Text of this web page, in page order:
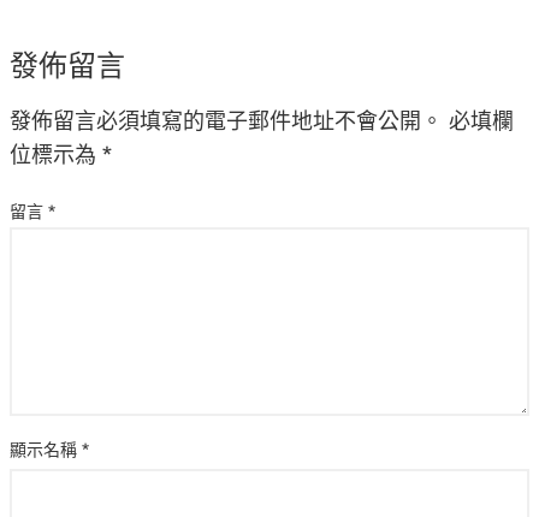
發佈留言
發佈留言必須填寫的電子郵件地址不會公開。 必填欄
位標示為 *
留言 *
顯示名稱 *